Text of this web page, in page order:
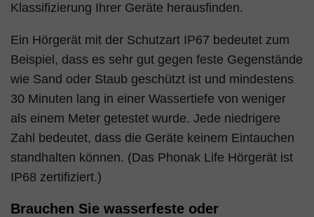
Klassifizierung Ihrer Geräte herausfinden.
Ein Hörgerät mit der Schutzart IP67 bedeutet zum
Beispiel, dass es sehr gut gegen feste Gegenstände
wie Sand oder Staub geschützt ist und mindestens
30 Minuten lang in einer Wassertiefe von weniger
als einem Meter getestet wurde. Jede niedrigere
Zahl bedeutet, dass die Geräte keinem Eintauchen
standhalten können. (Das Phonak Life Hörgerät ist
IP68 zertifiziert.)
Brauchen Sie wasserfeste oder